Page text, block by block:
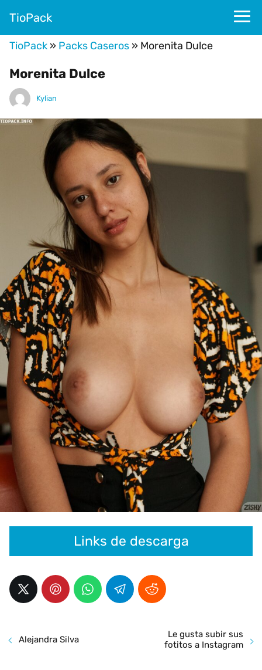
TioPack
TioPack » Packs Caseros » Morenita Dulce
Morenita Dulce
Kylian
Links de descarga
Alejandra Silva
Le gusta subir sus
fotitos a Instagram